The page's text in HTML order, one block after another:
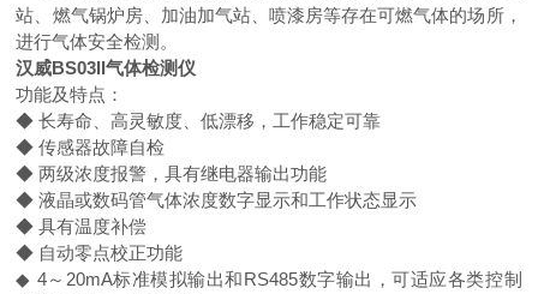
站、燃气锅炉房、加油加气站、喷漆房等存在可燃气体的场所，
进行气体安全检测。
汉威BS03II气体检测仪
功能及特点：
◆ 长寿命、高灵敏度、低漂移，工作稳定可靠
◆ 传感器故障自检
◆ 两级浓度报警，具有继电器输出功能
◆ 液晶或数码管气体浓度数字显示和工作状态显示
◆ 具有温度补偿
◆ 自动零点校正功能
◆ 4～20mA标准模拟输出和RS485数字输出，可适应各类控制